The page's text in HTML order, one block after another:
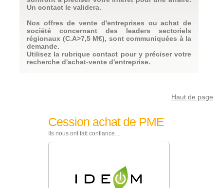
Sud est En savoir plus
Quart sud-ouest
COMMUNICATION DANS L'IMMOBILIER
Réf : 144
Concept original avec structure commerciale
nationale. Vente d'espaces avec approche directe
Un support média national à développer par
de PME sur Montpellier (34). Achat de l'entreprise
par un fond d'investissements.
secteur.
Sud est En savoir plus
Un contact le validera.
Nos offres de vente d'entreprises ou achat de
société concernant des leaders sectoriels
régionaux (C.A>7,5 M€), sont communiquées à la
demande.
Utilisez la rubrique contact pour y préciser votre
recherche d'achat-vente d'entreprise.
Haut de page
Cession achat de PME
Ils nous ont fait confiance...